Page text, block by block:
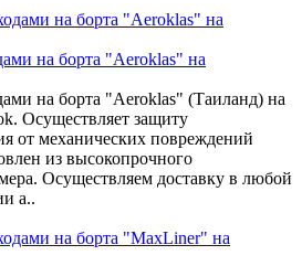
на борта "Aeroklas" на
на борта "Aeroklas" (Таиланд) на
Осуществляет защиту
от механических повреждений
из высокопрочного
Осуществляем доставку в любой
а..